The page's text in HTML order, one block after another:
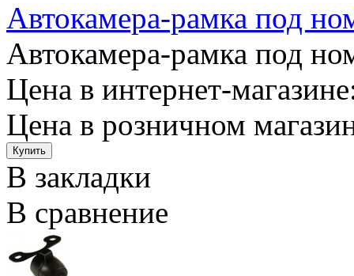
Автокамера-рамка под
Автокамера-рамка под
Цена в интернет-
Цена в розничном
В закладки
В сравнение